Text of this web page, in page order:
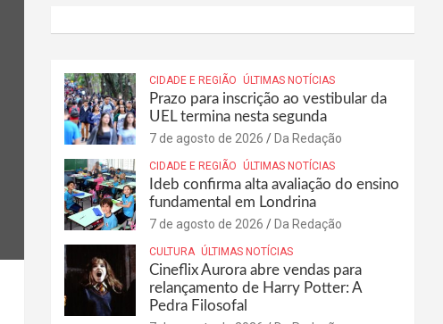
CIDADE E REGIÃO ÚLTIMAS NOTÍCIAS
Prazo para inscrição ao vestibular da
UEL termina nesta segunda
7 de agosto de 2026 Da Redação
CIDADE E REGIÃO ÚLTIMAS NOTÍCIAS
Ideb confirma alta avaliação do ensino
fundamental em Londrina
7 de agosto de 2026 Da Redação
CULTURA ÚLTIMAS NOTÍCIAS
Cineflix Aurora abre vendas para
relançamento de Harry Potter: A
Pedra Filosofal